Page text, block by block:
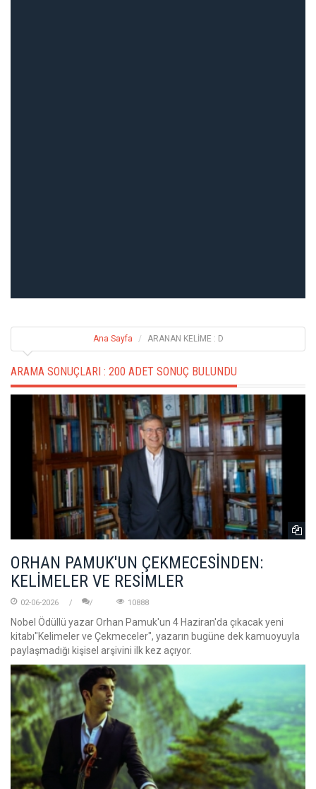
Ana Sayfa ARANAN KELİME : D
ARAMA SONUÇLARI : 200 ADET SONUÇ BULUNDU
ORHAN PAMUK'UN ÇEKMECESİNDEN:
KELİMELER VE RESİMLER
02-06-2026 10888
Nobel Ödüllü yazar Orhan Pamuk'un 4 Haziran'da çıkacak yeni
kitabı"Kelimeler ve Çekmeceler", yazarın bugüne dek kamuoyuyla
paylaşmadığı kişisel arşivini ilk kez açıyor.